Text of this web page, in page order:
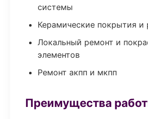
системы
Керамические покрытия и
Локальный ремонт и
элементов
Ремонт акпп и мкпп
Преимущества